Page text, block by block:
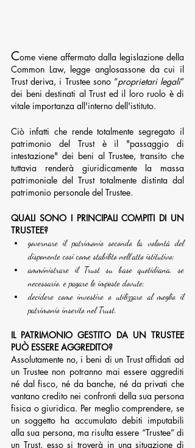
Come viene affermato dalla legislazione della
Common Law, legge anglosassone da cui il
Trust deriva, i Trustee sono “proprietari legali”
dei beni destinati al Trust ed il loro ruolo è di
vitale importanza all'interno dell'istituto.
Ciò infatti che rende totalmente segregato il
patrimonio del Trust è il "passaggio di
intestazione" dei beni al Trustee, transito che
tuttavia renderà giuridicamente la massa
patrimoniale del Trust totalmente distinta dal
patrimonio personale del Trustee.
QUALI SONO I PRINCIPALI COMPITI DI UN
TRUSTEE?
governare il patrimonio secondo la volontà del
disponente cosi come stabilito nell’atto istitutivo;
amministrare il Trust su base quotidiana, se
necessario, e pagare le imposte dovute;
decidere come investire o utilizzare al meglio il
patrimonio inserito nel Trust.
IL PATRIMONIO GESTITO DA UN TRUSTEE
PUÒ ESSERE AGGREDITO?
Assolutamente no, i beni di un Trust affidati ad
un Trustee non potranno mai essere aggrediti
né dal fisco, né da banche, né da privati che
vantano credito nei confronti della sua persona
fisica o giuridica. Per meglio comprendere, se
un soggetto ha accumulato debiti imputabili
alla sua persona, ma risulta essere “Trustee” di
un Trust, esso si troverà in una situazione di